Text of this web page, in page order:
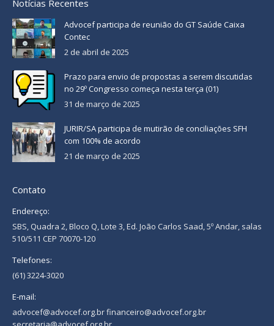
Notícias Recentes
Advocef participa de reunião do GT Saúde Caixa
Contec
2 de abril de 2025
Prazo para envio de propostas a serem discutidas
no 29º Congresso começa nesta terça (01)
31 de março de 2025
JURIR/SA participa de mutirão de conciliações SFH
com 100% de acordo
21 de março de 2025
Contato
Endereço:
SBS, Quadra 2, Bloco Q, Lote 3, Ed. João Carlos Saad, 5º Andar, salas
510/511 CEP 70070-120
Telefones:
(61) 3224-3020
E-mail:
advocef@advocef.org.br financeiro@advocef.org.br